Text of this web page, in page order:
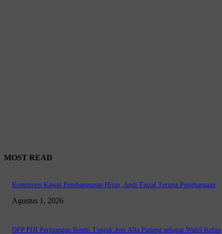
MOST READ
Komitmen Kawal Pembangunan Hijau, Andi Faizal Terima Penghargaan
Agustus 1, 2026
DPP PDI Perjuangan Resmi Tunjuk Joni Alla Padang sebagai Wakil Ketua